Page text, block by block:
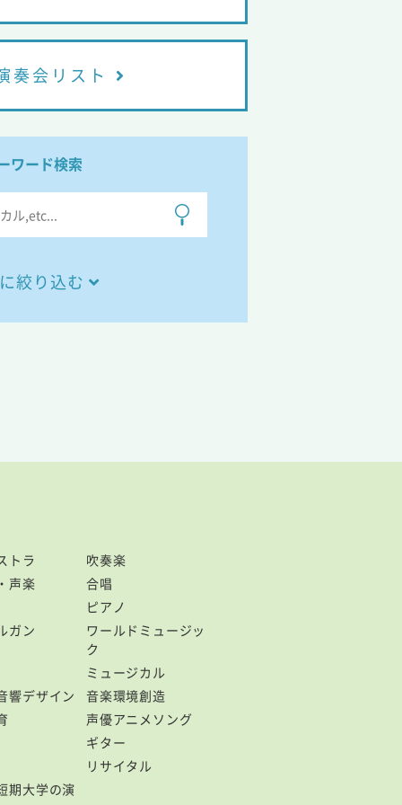
奏会リスト
ワード検索
絞り込む
トラ
吹奏楽
声楽
合唱
ピアノ
ガン
ワールドミュージッ
ク
ミュージカル
響デザイン
音楽環境創造
声優アニメソング
ギター
リサイタル
期大学の演